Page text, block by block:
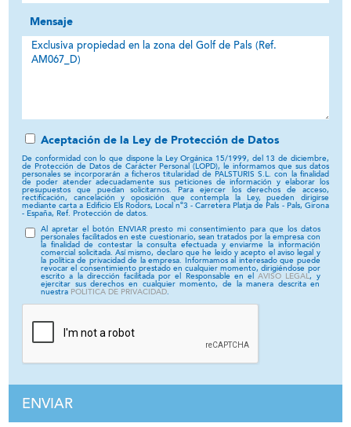
Mensaje
Aceptación de la Ley de Protección de Datos
De conformidad con lo que dispone la Ley Orgánica 15/1999, del 13 de diciembre,
de Protección de Datos de Carácter Personal (LOPD), le informamos que sus datos
personales se incorporarán a ficheros titularidad de PALSTURIS S.L. con la finalidad
de poder atender adecuadamente sus peticiones de información y elaborar los
presupuestos que puedan solicitarnos. Para ejercer los derechos de acceso,
rectificación, cancelación y oposición que contempla la Ley, pueden dirigirse
mediante carta a Edificio Els Rodors, Local nº3 - Carretera Platja de Pals - Pals, Girona
- España, Ref. Protección de datos.
Al apretar el botón ENVIAR presto mi consentimiento para que los datos
personales facilitados en este cuestionario, sean tratados por la empresa con
la finalidad de contestar la consulta efectuada y enviarme la información
comercial solicitada. Así mismo, declaro que he leido y acepto el aviso legal y
la política de privacidad de la empresa. Informamos al interesado que puede
revocar el consentimiento prestado en cualquier momento, dirigiéndose por
escrito a la dirección facilitada por el Responsable en elAVISO LEGAL, y
ejercitar sus derechos en cualquier momento, de la manera descrita en
nuestra POLITICA DE PRIVACIDAD.
ENVIAR